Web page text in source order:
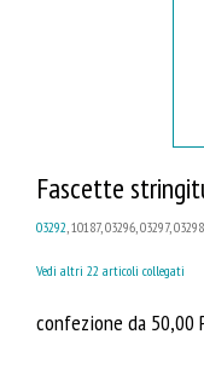
Fascette
03292 , 10187, 03296, 03297,
Vedi altri 22 articoli collegati
confezione da 50,00